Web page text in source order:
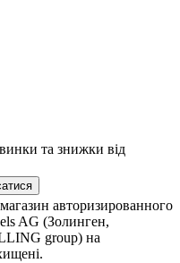
та знижки від
авторизированного
AG (Золинген,
group) на